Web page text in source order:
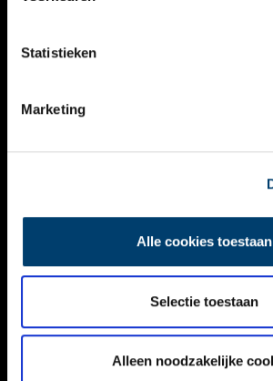
Statistieken
Marketing
Alle cookies toestaan
Selectie toestaan
Alleen noodzakelijke
NIEUWSBRIEF
DISCLAIMER
TOEGANKELIJKHEID
Volg ONH op social media